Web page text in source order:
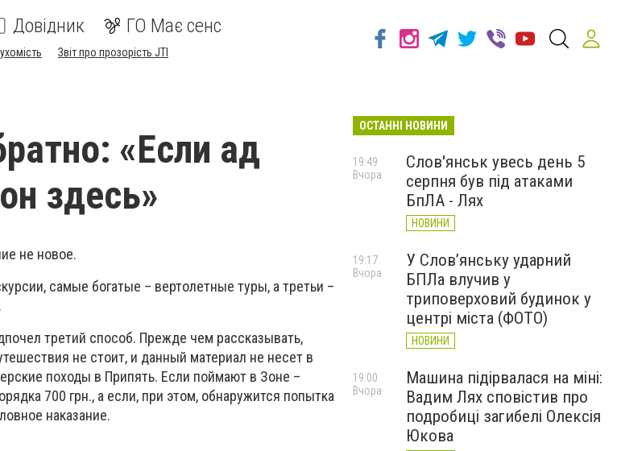
Довідник ГО Має сенс
Звіт про прозорість JTI
«Если ад
здесь»
не новое.
самые богатые – вертолетные туры, а третьи –
третий способ. Прежде чем рассказывать,
не стоит, и данный материал не несет в
походы в Припять. Если поймают в Зоне –
700 грн., а если, при этом, обнаружится попытка
наказание.
ОСТАННІ НОВИНИ
Слов'янськ увесь день 5
серпня був під атаками
БпЛА - Лях
НОВИНИ
19:49
Вчора
У Слов’янську ударний
БПЛа влучив у
триповерховий будинок у
центрі міста (ФОТО)
НОВИНИ
19:17
Вчора
Машина підірвалася на міні:
Вадим Лях сповістив про
подробиці загибелі Олексія
Юкова
19:00
Вчора